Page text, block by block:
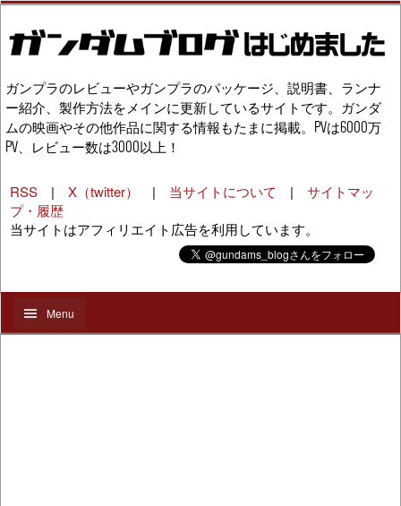
ガンプラのレビューやガンプラのパッケージ、説明書、ランナ
ー紹介、製作方法をメインに更新しているサイトです。ガンダ
ムの映画やその他作品に関する情報もたまに掲載。PVは6000万
PV、レビュー数は3000以上！
RSS | X（twitter） | 当サイトについて | サイトマッ
プ・履歴
当サイトはアフィリエイト広告を利用しています。
Menu